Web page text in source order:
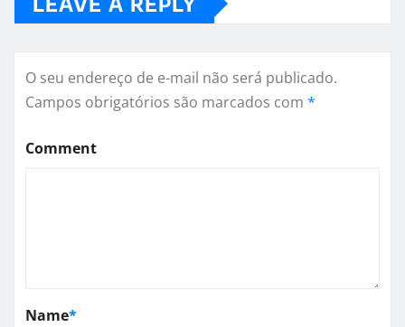
O seu endereço de e-mail não será publicado.
Campos obrigatórios são marcados com *
Comment
Name*